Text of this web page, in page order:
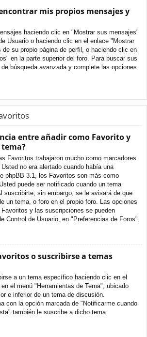
mis propios mensajes y
haciendo clic en "Mostrar sus mensajes"
Usuario o haciendo clic en el enlace "Mostrar
su propio página de perfil, o haciendo clic en
en la parte superior del foro. Para buscar sus
búsqueda avanzada y complete las opciones
entre añadir como Favorito y
Favoritos trabajaron mucho como marcadores
no era alertado cuando había una
phpBB 3.1, los Favoritos son más como
puede ser notificado cuando un tema
suscribirte, sin embargo, se le avisará de que
un tema, o foro en el propio foro. Las opciones
y las suscripciones se pueden
Control de Usuario, en "Preferencias de Foros".
o suscribirse a temas
a un tema específico haciendo clic en el
el menú "Herramientas de Tema", ubicado
e inferior de un tema de discusión.
con la opción marcada de "Notificarme cuando
también le suscribe a dicho tema.